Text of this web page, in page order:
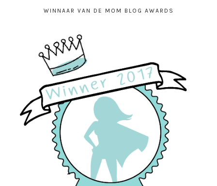
WINNAAR VAN DE MOM BLOG AWARDS